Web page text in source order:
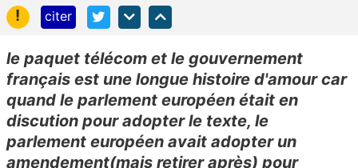
!
citer
le paquet télécom et le gouvernement
français est une longue histoire d'amour car
quand le parlement européen était en
discution pour adopter le texte, le
parlement européen avait adopter un
amendement(mais retirer après) pour